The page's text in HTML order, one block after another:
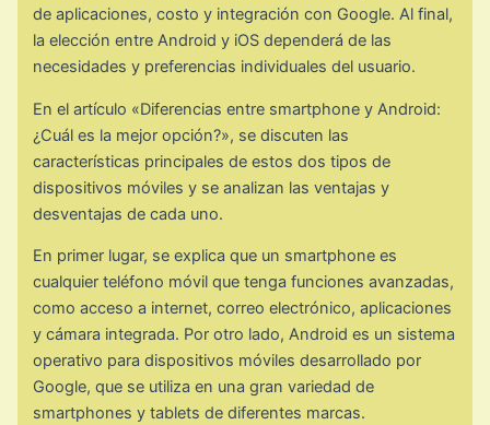
de aplicaciones, costo y integración con Google. Al final,
la elección entre Android y iOS dependerá de las
necesidades y preferencias individuales del usuario.
En el artículo «Diferencias entre smartphone y Android:
¿Cuál es la mejor opción?», se discuten las
características principales de estos dos tipos de
dispositivos móviles y se analizan las ventajas y
desventajas de cada uno.
En primer lugar, se explica que un smartphone es
cualquier teléfono móvil que tenga funciones avanzadas,
como acceso a internet, correo electrónico, aplicaciones
y cámara integrada. Por otro lado, Android es un sistema
operativo para dispositivos móviles desarrollado por
Google, que se utiliza en una gran variedad de
smartphones y tablets de diferentes marcas.